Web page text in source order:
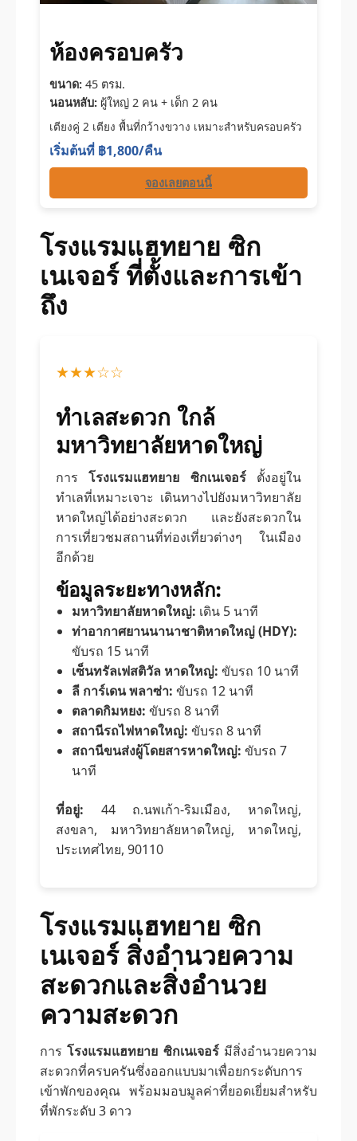
ห้องครอบครัว
ขนาด: 45 ตรม.
นอนหลับ: ผู้ใหญ่ 2 คน + เด็ก 2 คน
เตียงคู่ 2 เตียง พื้นที่กว้างขวาง เหมาะสำหรับครอบครัว
เริ่มต้นที่ ฿1,800/คืน
จองเลยตอนนี้
โรงแรมแฮทยาย ซิก
เนเจอร์ ที่ตั้งและการเข้า
ถึง
★★★☆☆
ทำเลสะดวก ใกล้
มหาวิทยาลัยหาดใหญ่
การโรงแรมแฮทยาย ซิกเนเจอร์ตั้งอยู่ใน
ทำเลที่เหมาะเจาะ เดินทางไปยังมหาวิทยาลัย
หาดใหญ่ได้อย่างสะดวก และยังสะดวกใน
การเที่ยวชมสถานที่ท่องเที่ยวต่างๆ ในเมือง
อีกด้วย
ข้อมูลระยะทางหลัก:
มหาวิทยาลัยหาดใหญ่: เดิน 5 นาที
ท่าอากาศยานนานาชาติหาดใหญ่ (HDY):
ขับรถ 15 นาที
เซ็นทรัลเฟสติวัล หาดใหญ่: ขับรถ 10 นาที
ลี การ์เดน พลาซ่า: ขับรถ 12 นาที
ตลาดกิมหยง: ขับรถ 8 นาที
สถานีรถไฟหาดใหญ่: ขับรถ 8 นาที
สถานีขนส่งผู้โดยสารหาดใหญ่: ขับรถ 7
นาที
ที่อยู่: 44 ถ.นพเก้า-ริมเมือง, หาดใหญ่,
สงขลา, มหาวิทยาลัยหาดใหญ่, หาดใหญ่,
ประเทศไทย, 90110
โรงแรมแฮทยาย ซิก
เนเจอร์ สิ่งอำนวยความ
สะดวกและสิ่งอำนวย
ความสะดวก
การโรงแรมแฮทยาย ซิกเนเจอร์มีสิ่งอำนวยความ
สะดวกที่ครบครันซึ่งออกแบบมาเพื่อยกระดับการ
เข้าพักของคุณ พร้อมมอบมูลค่าที่ยอดเยี่ยมสำหรับ
ที่พักระดับ 3 ดาว